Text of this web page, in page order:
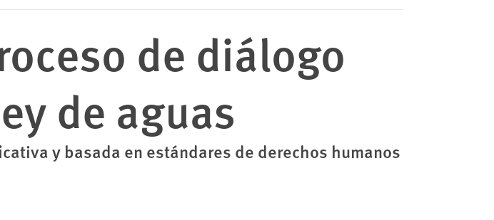
de diálogo
de aguas
y basada en estándares de derechos humanos